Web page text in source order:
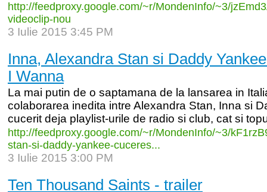
http://feedproxy.google.com/~r/MondenInfo/~3/
videoclip-nou
3 Iulie 2015 3:45 PM
Inna, Alexandra Stan si Daddy
I Wanna
La mai putin de o saptamana de la lansarea in
colaborarea inedita intre Alexandra Stan, Inna si
cucerit deja playlist-urile de radio si club, cat si
http://feedproxy.google.com/~r/MondenInfo/~3/
stan-si-daddy-yankee-cuceres...
3 Iulie 2015 3:00 PM
Ten Thousand Saints - trailer